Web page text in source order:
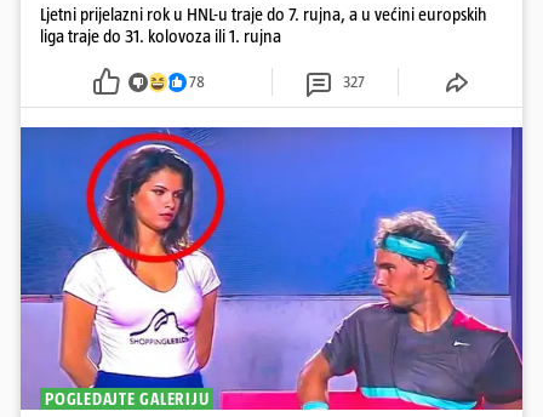
Ljetni prijelazni rok u HNL-u traje do 7. rujna, a u većini europskih
liga traje do 31. kolovoza ili 1. rujna
78 327
POGLEDAJTE GALERIJU